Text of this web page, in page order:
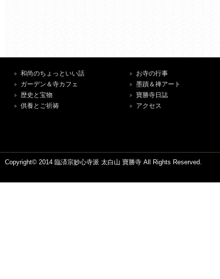
和尚のちょっといい話
ガーデン＆寺カフェ
歴史と宝物
供養とご祈祷
お寺の行事
墨蹟＆禅アート
寶勝寺日誌
アクセス
Copyright© 2014 臨済宗妙心寺派 太白山 寶勝寺 All Rights Reserved.